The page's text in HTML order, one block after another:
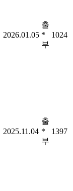
2026.01.05
출
*
부
1024
2025.11.04
출
*
부
1397